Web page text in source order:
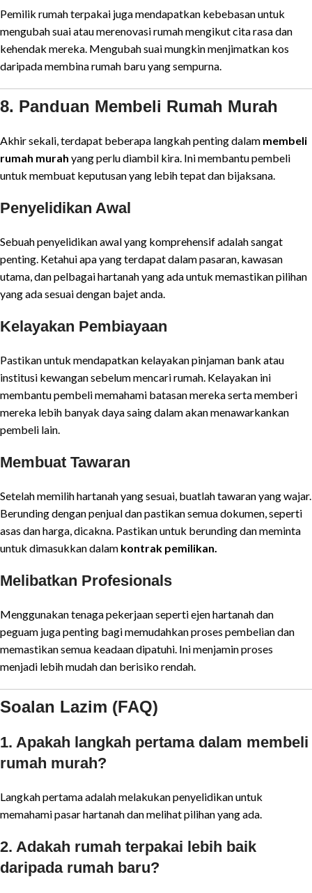
Pemilik rumah terpakai juga mendapatkan kebebasan untuk
mengubah suai atau merenovasi rumah mengikut cita rasa dan
kehendak mereka. Mengubah suai mungkin menjimatkan kos
daripada membina rumah baru yang sempurna.
8. Panduan Membeli Rumah Murah
Akhir sekali, terdapat beberapa langkah penting dalam membeli
rumah murah yang perlu diambil kira. Ini membantu pembeli
untuk membuat keputusan yang lebih tepat dan bijaksana.
Penyelidikan Awal
Sebuah penyelidikan awal yang komprehensif adalah sangat
penting. Ketahui apa yang terdapat dalam pasaran, kawasan
utama, dan pelbagai hartanah yang ada untuk memastikan pilihan
yang ada sesuai dengan bajet anda.
Kelayakan Pembiayaan
Pastikan untuk mendapatkan kelayakan pinjaman bank atau
institusi kewangan sebelum mencari rumah. Kelayakan ini
membantu pembeli memahami batasan mereka serta memberi
mereka lebih banyak daya saing dalam akan menawarkankan
pembeli lain.
Membuat Tawaran
Setelah memilih hartanah yang sesuai, buatlah tawaran yang wajar.
Berunding dengan penjual dan pastikan semua dokumen, seperti
asas dan harga, dicakna. Pastikan untuk berunding dan meminta
untuk dimasukkan dalam kontrak pemilikan.
Melibatkan Profesionals
Menggunakan tenaga pekerjaan seperti ejen hartanah dan
peguam juga penting bagi memudahkan proses pembelian dan
memastikan semua keadaan dipatuhi. Ini menjamin proses
menjadi lebih mudah dan berisiko rendah.
Soalan Lazim (FAQ)
1. Apakah langkah pertama dalam membeli
rumah murah?
Langkah pertama adalah melakukan penyelidikan untuk
memahami pasar hartanah dan melihat pilihan yang ada.
2. Adakah rumah terpakai lebih baik
daripada rumah baru?